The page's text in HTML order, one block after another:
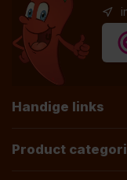
Handige links
Product